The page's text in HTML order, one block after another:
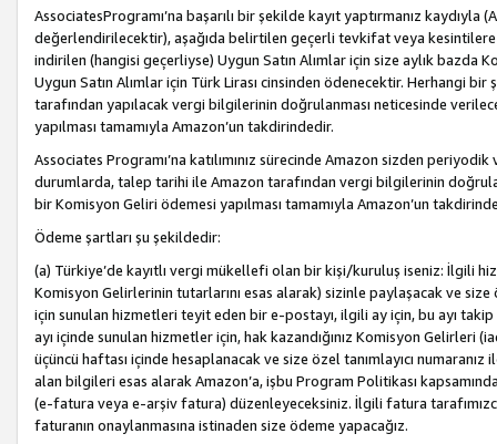
AssociatesProgramı’na başarılı bir şekilde kayıt yaptırmanız
değerlendirilecektir), aşağıda belirtilen geçerli tevkifat veya
indirilen (hangisi geçerliyse) Uygun Satın Alımlar için size aylık
Uygun Satın Alımlar için Türk Lirası cinsinden ödenecektir. Herhangi
tarafından yapılacak vergi bilgilerinin doğrulanması neticesinde
yapılması tamamıyla Amazon’un takdirindedir.
Associates Programı’na katılımınız sürecinde Amazon sizden
durumlarda, talep tarihi ile Amazon tarafından vergi bilgilerinin
bir Komisyon Geliri ödemesi yapılması tamamıyla Amazon’un
Ödeme şartları şu şekildedir:
(a) Türkiye’de kayıtlı vergi mükellefi olan bir kişi/kuruluş iseniz: İlgili
Komisyon Gelirlerinin tutarlarını esas alarak) sizinle paylaşacak ve
için sunulan hizmetleri teyit eden bir e-postayı, ilgili ay için, bu ayı
ayı içinde sunulan hizmetler için, hak kazandığınız Komisyon Gelirleri
üçüncü haftası içinde hesaplanacak ve size özel tanımlayıcı
alan bilgileri esas alarak Amazon’a, işbu Program Politikası
(e-fatura veya e-arşiv fatura) düzenleyeceksiniz. İlgili fatura
faturanın onaylanmasına istinaden size ödeme yapacağız.